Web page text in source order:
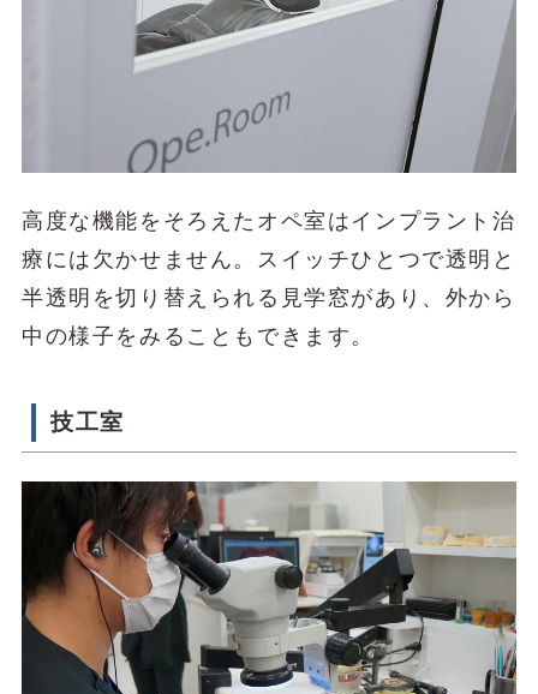
高度な機能をそろえたオペ室はインプラント治
療には欠かせません。スイッチひとつで透明と
半透明を切り替えられる見学窓があり、外から
中の様子をみることもできます。
技工室